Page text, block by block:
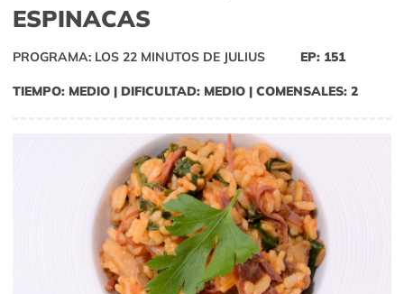
ESPINACAS
PROGRAMA: LOS 22 MINUTOS DE JULIUS EP: 151
TIEMPO: MEDIO | DIFICULTAD: MEDIO | COMENSALES: 2